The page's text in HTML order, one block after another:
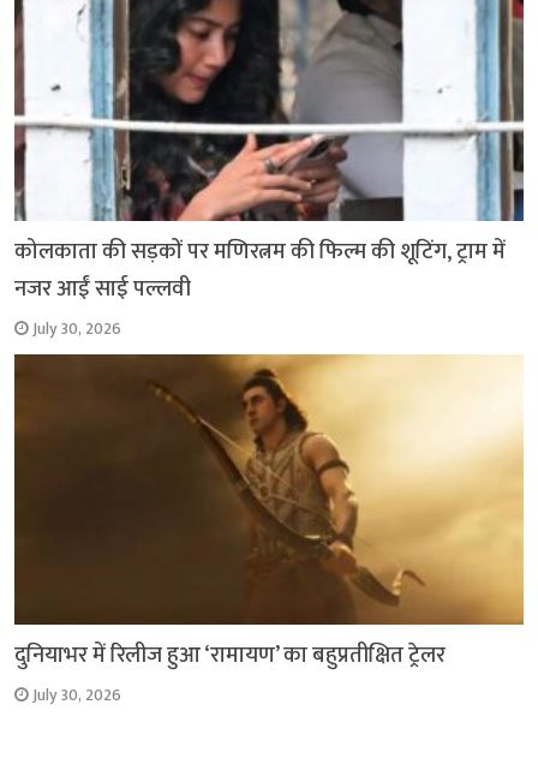
कोलकाता की सड़कों पर मणिरत्नम की फिल्म की शूटिंग, ट्राम में
नजर आईं साई पल्लवी
July 30, 2026
दुनियाभर में रिलीज हुआ ‘रामायण’ का बहुप्रतीक्षित ट्रेलर
July 30, 2026